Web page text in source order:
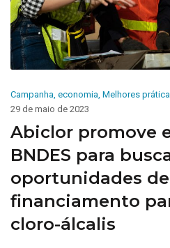
Campanha economia Melhores
29 de maio de 2023
Abiclor promove
BNDES para
oportunidades de
financiamento
cloro-álcalis